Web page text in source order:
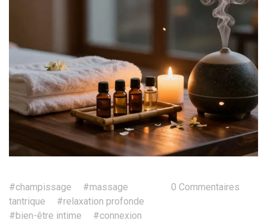
#champissage
#massage
tantrique
#relaxation profonde
#bien-être intime
#connexion
0 Commentaires